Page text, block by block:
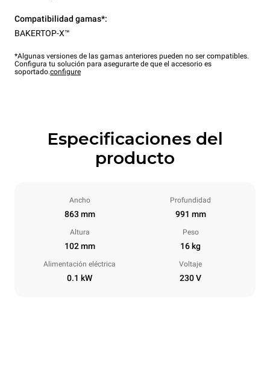
Compatibilidad gamas*:
BAKERTOP-X™
*Algunas versiones de las gamas anteriores pueden no ser compatibles.
Configura tu solución para asegurarte de que el accesorio es
soportado.configure
Especificaciones del
producto
Ancho
863 mm
Profundidad
991 mm
Altura
102 mm
Peso
16 kg
Alimentación eléctrica
0.1 kW
Voltaje
230 V